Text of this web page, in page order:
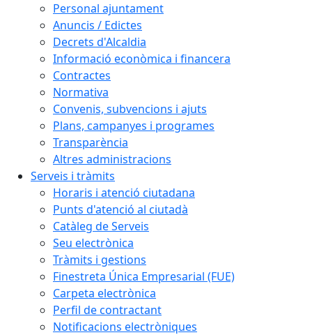
Personal ajuntament
Anuncis / Edictes
Decrets d'Alcaldia
Informació econòmica i financera
Contractes
Normativa
Convenis, subvencions i ajuts
Plans, campanyes i programes
Transparència
Altres administracions
Serveis i tràmits
Horaris i atenció ciutadana
Punts d'atenció al ciutadà
Catàleg de Serveis
Seu electrònica
Tràmits i gestions
Finestreta Única Empresarial (FUE)
Carpeta electrònica
Perfil de contractant
Notificacions electròniques